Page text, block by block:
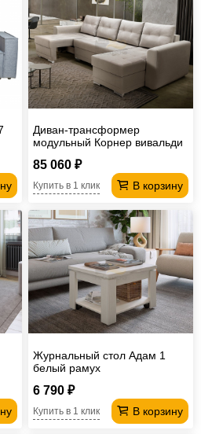
Диван-трансформер
модульный Корнер вивальди
85 060 ₽
В корзину
Купить в 1 клик
Журнальный стол Адам 1
белый рамух
6 790 ₽
В корзину
Купить в 1 клик